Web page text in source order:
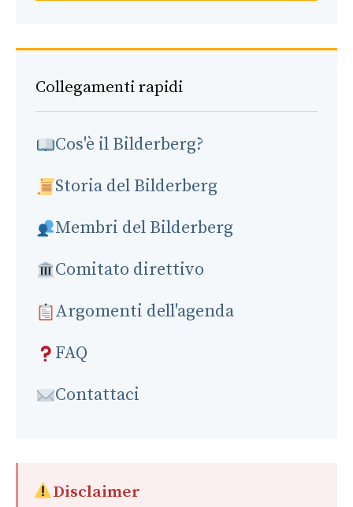
Collegamenti rapidi
Cos'è il Bilderberg?
Storia del Bilderberg
Membri del Bilderberg
Comitato direttivo
Argomenti dell'agenda
FAQ
Contattaci
Disclaimer